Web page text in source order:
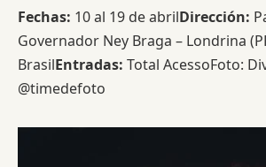
Fechas: 10 al 19 de abrilDirección:
Governador Ney Braga – Londrina
BrasilEntradas: Total AcessoFoto:
@timedefoto